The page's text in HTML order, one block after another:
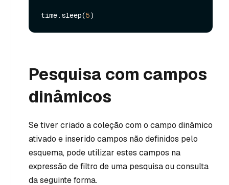
time.sleep(5
Pesquisa com campos
dinâmicos
Se tiver criado a coleção com o campo dinâmico
ativado e inserido campos não definidos pelo
esquema, pode utilizar estes campos na
expressão de filtro de uma pesquisa ou consulta
da seguinte forma.